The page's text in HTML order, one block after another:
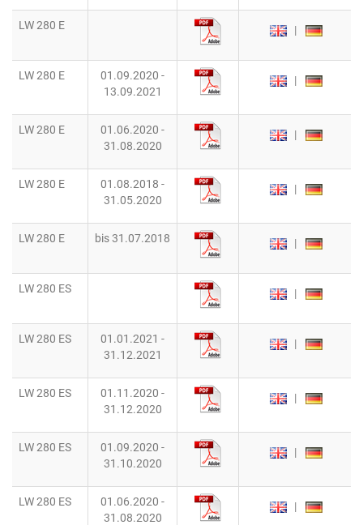
LW 280 E |
LW 280 E
01.09.2020 -
13.09.2021
|
LW 280 E
01.06.2020 -
31.08.2020
|
LW 280 E
01.08.2018 -
31.05.2020
|
LW 280 E bis 31.07.2018 |
LW 280 ES |
LW 280 ES
01.01.2021 -
31.12.2021
|
LW 280 ES
01.11.2020 -
31.12.2020
|
LW 280 ES
01.09.2020 -
31.10.2020
|
LW 280 ES
01.06.2020 -
31.08.2020
|